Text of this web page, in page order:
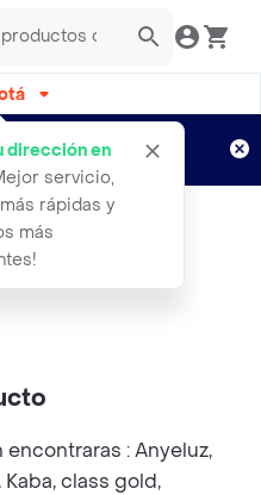
dirección en
servicio,
rápidas y
más
Aplican TyC
: Anyeluz,
class gold,